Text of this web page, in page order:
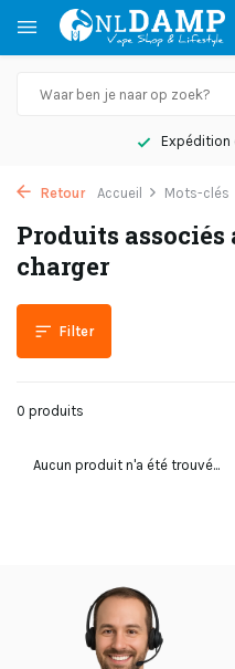
Expédition
Retour Accueil Mots-clés
Produits
charger
Filter
0 produits
Aucun produit n'a été trouvé...